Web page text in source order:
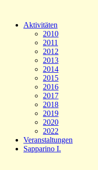
Aktivitäten
2010
2011
2012
2013
2014
2015
2016
2017
2018
2019
2020
2022
Veranstaltungen
Sapparino I.